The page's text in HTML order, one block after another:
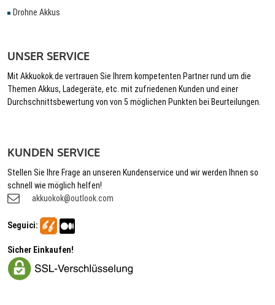
Drohne Akkus
UNSER SERVICE
Mit Akkuokok.de vertrauen Sie Ihrem kompetenten Partner rund um die
Themen Akkus, Ladegeräte, etc. mit zufriedenen Kunden und einer
Durchschnittsbewertung von von 5 möglichen Punkten bei Beurteilungen.
KUNDEN SERVICE
Stellen Sie Ihre Frage an unseren Kundenservice und wir werden Ihnen so
schnell wie möglich helfen!
akkuokok@outlook.com
Seguici:
Sicher Einkaufen!